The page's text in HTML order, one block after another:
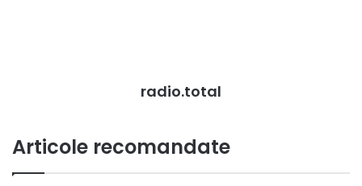
radio.total
Articole recomandate